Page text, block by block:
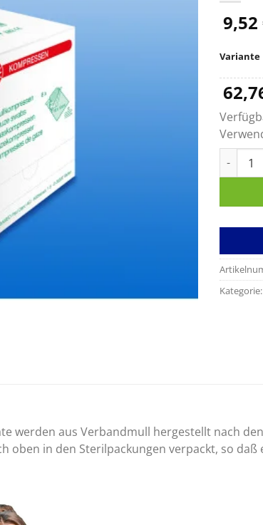
9,52
Variante
Kategorie:
werden aus Verbandmull hergestellt nach den
oben in den Sterilpackungen verpackt, so